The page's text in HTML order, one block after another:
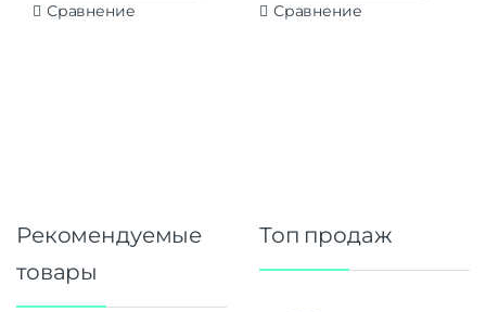
Сравнение Сравнение
Рекомендуемые
товары
Топ продаж